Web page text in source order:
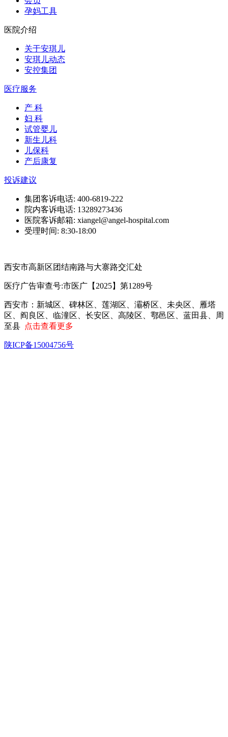
孕妈工具
医院介绍
关于安琪儿
安琪儿动态
安控集团
医疗服务
产 科
妇 科
试管婴儿
新生儿科
儿保科
产后康复
投诉建议
集团客诉电话: 400-6819-222
院内客诉电话: 13289273436
医院客诉邮箱: xiangel@angel-hospital.com
受理时间: 8:30-18:00
西安市高新区团结南路与大寨路交汇处
医疗广告审查号:市医广【2025】第1289号
西安市‌：新城区、碑林区、莲湖区、灞桥区、未央区、雁塔
区、阎良区、临潼区、长安区、高陵区、鄠邑区、蓝田县、周
至县 点击查看更多
陕ICP备15004756号